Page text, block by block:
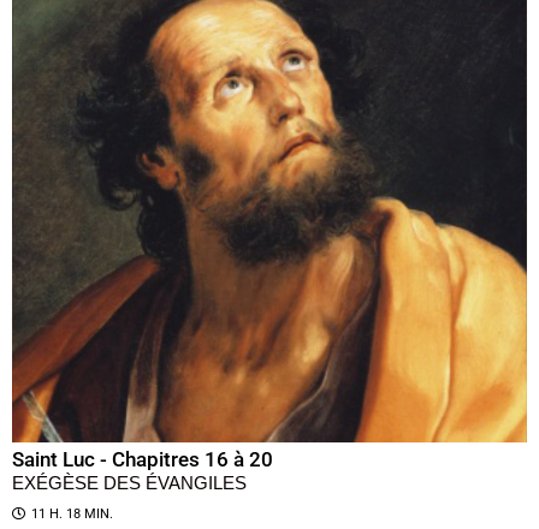
Saint Luc - Chapitres 16 à 20
EXÉGÈSE DES ÉVANGILES
11 H. 18 MIN.